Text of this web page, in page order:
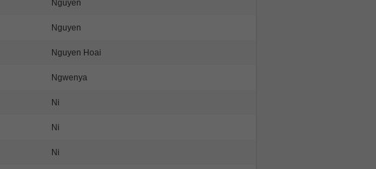
Nguyen
Nguyen
Nguyen Hoai
Ngwenya
Ni
Ni
Ni